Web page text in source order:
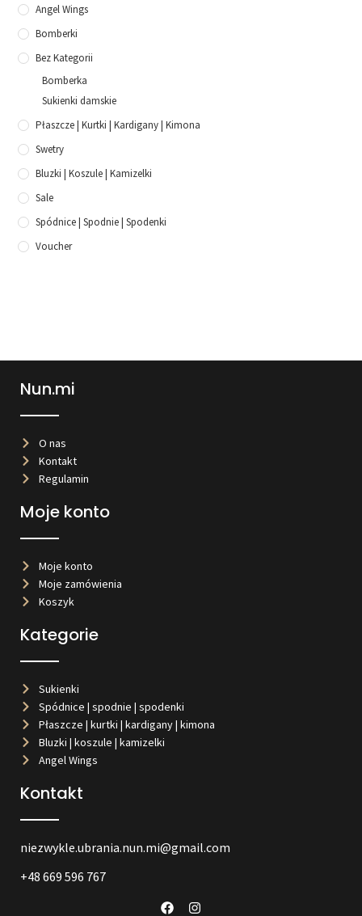
Angel Wings
Bomberki
Bez Kategorii
Bomberka
Sukienki damskie
Płaszcze | Kurtki | Kardigany | Kimona
Swetry
Bluzki | Koszule | Kamizelki
Sale
Spódnice | Spodnie | Spodenki
Voucher
Nun.mi
O nas
Kontakt
Regulamin
Moje konto
Moje konto
Moje zamówienia
Koszyk
Kategorie
Sukienki
Spódnice | spodnie | spodenki
Płaszcze | kurtki | kardigany | kimona
Bluzki | koszule | kamizelki
Angel Wings
Kontakt
niezwykle.ubrania.nun.mi@gmail.com
+48 669 596 767